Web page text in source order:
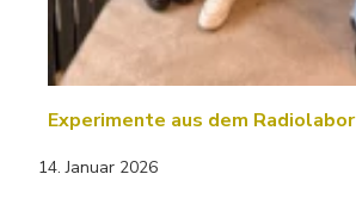
Experimente aus dem Radiolabor
14. Januar 2026